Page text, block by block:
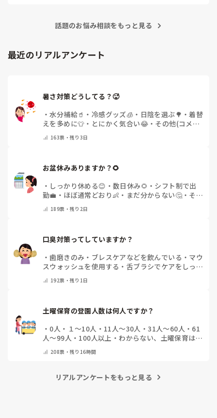
話題のお悩み相談をもっと見る
最近のリアルアンケート
暑さ対策どうしてる？🥵
・水分補給🥤 ・ 冷感グッズ🧊 ・ 日陰を選ぶ🌳 ・着替
えを多めに👕 ・ とにかく気合い😂・ その他(コメン
163票・残り3日
お盆休みありますか？🌻
・ しっかり休める😊 ・ 数日休み🌻 ・ シフト制で出
勤💼 ・ ほぼ通常どおり👶 ・ まだ分からない🤔・ その
189票・残り2日
口臭対策ってしていますか？
・歯磨きのみ ・ ブレスケアなどを飲んでいる ・ マウ
スウォッシュを使用する ・ 舌ブラシでケアをしっか
の他(コメントで教えて下さい)
192票・残り1日
土曜保育の登園人数は何人ですか？
・ 0人 ・ １～10人 ・ 11人～30人 ・31人～60人 ・ 61
人～99人 ・ 100人以上 ・ わからない、土曜保育はな
208票・残り16時間
リアルアンケートをもっと見る